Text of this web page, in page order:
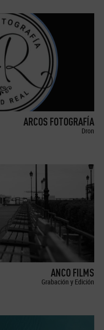
ARCOS FOTOGRAFÍA
Dron
ANCO FILMS
Grabación y Edición